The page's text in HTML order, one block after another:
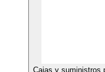
Cajas y suministros